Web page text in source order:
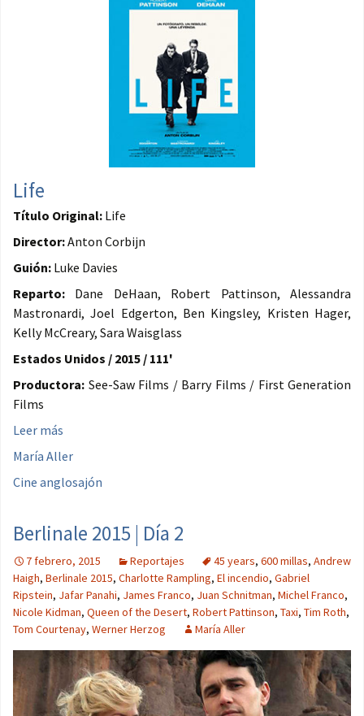
Life
Título Original: Life
Director:Anton Corbijn
Guión: Luke Davies
Reparto: Dane DeHaan, Robert Pattinson, Alessandra
Mastronardi, Joel Edgerton, Ben Kingsley, Kristen Hager,
Kelly McCreary, Sara Waisglass
Estados Unidos / 2015 / 111'
Productora: See-Saw Films / Barry Films / First Generation
Films
Leer más
María Aller
Cine anglosajón
Berlinale 2015 | Día 2
7 febrero, 2015 Reportajes 45 years, 600 millas, Andrew
Haigh, Berlinale 2015, Charlotte Rampling, El incendio, Gabriel
Ripstein, Jafar Panahi, James Franco, Juan Schnitman, Michel Franco,
Nicole Kidman, Queen of the Desert, Robert Pattinson, Taxi, Tim Roth,
Tom Courtenay, Werner Herzog María Aller